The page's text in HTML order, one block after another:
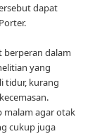
dapat
berperan dalam
yang
tidur, kurang
malam agar otak
cukup juga